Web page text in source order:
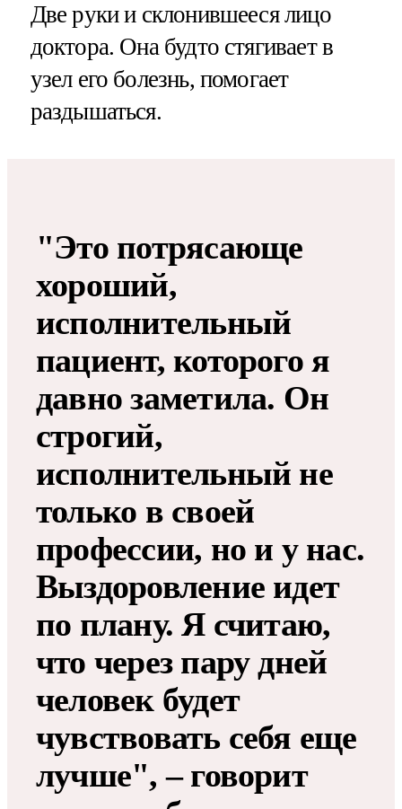
Две руки и склонившееся лицо
доктора. Она будто стягивает в
узел его болезнь, помогает
раздышаться.
"Это потрясающе
хороший,
исполнительный
пациент, которого я
давно заметила. Он
строгий,
исполнительный не
только в своей
профессии, но и у нас.
Выздоровление идет
по плану. Я считаю,
что через пару дней
человек будет
чувствовать себя еще
лучше", – говорит